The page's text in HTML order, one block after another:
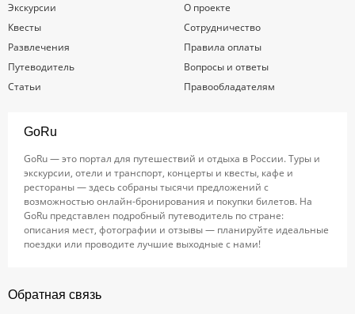
Экскурсии
Квесты
Развлечения
Путеводитель
Статьи
О проекте
Сотрудничество
Правила оплаты
Вопросы и ответы
Правообладателям
GoRu
GoRu — это портал для путешествий и отдыха в России. Туры и
экскурсии, отели и транспорт, концерты и квесты, кафе и
рестораны — здесь собраны тысячи предложений с
возможностью онлайн-бронирования и покупки билетов. На
GoRu представлен подробный путеводитель по стране:
описания мест, фотографии и отзывы — планируйте идеальные
поездки или проводите лучшие выходные с нами!
Обратная связь